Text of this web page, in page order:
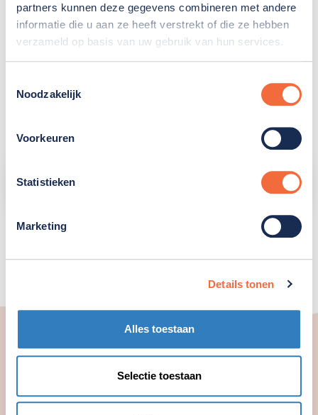
partners kunnen deze gegevens combineren met andere
informatie die u aan ze heeft verstrekt of die ze hebben
verzameld op basis van uw gebruik van hun services.
Noodzakelijk
Voorkeuren
Statistieken
Marketing
Details tonen
Alles toestaan
Selectie toestaan
De Geer
RMR Hoeksche Waard
Wasserij
Informatie over jouw locatie